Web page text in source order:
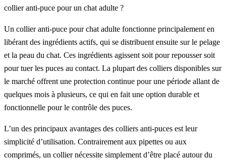
collier anti-puce pour un chat adulte ?
Un collier anti-puce pour chat adulte fonctionne principalement en
libérant des ingrédients actifs, qui se distribuent ensuite sur le pelage
et la peau du chat. Ces ingrédients agissent soit pour repousser soit
pour tuer les puces au contact. La plupart des colliers disponibles sur
le marché offrent une protection continue pour une période allant de
quelques mois à plusieurs, ce qui en fait une option durable et
fonctionnelle pour le contrôle des puces.
L’un des principaux avantages des colliers anti-puces est leur
simplicité d’utilisation. Contrairement aux pipettes ou aux
comprimés, un collier nécessite simplement d’être placé autour du